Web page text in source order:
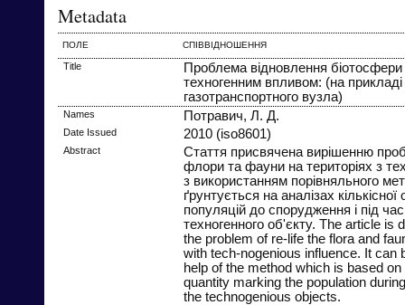
Metadata
ПОЛЕ СПІВВІДНОШЕННЯ
Title
Проблема відновлення біотосфери
техногенним впливом: (на
газотранспортного вузла)
Names Потравич, Л. Д.
Date Issued 2010 (iso8601)
Abstract
Стаття присвячена вирішенню
флори та фауни на територіях з
з використанням порівняльного
ґрунтується на аналізах кількісної
популяцій до спорудження і під час
техногенного об'єкту. The article is
the problem of re-life the flora and
with tech-nogenious influence. It can
help of the method which is based
quantity marking the population
the technogenious objects.